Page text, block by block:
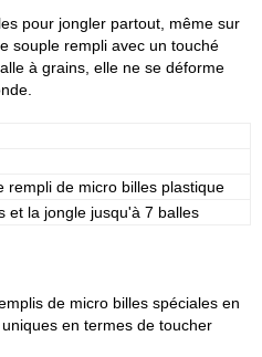
pour jongler partout, même sur
souple rempli avec un touché
à grains, elle ne se déforme
rempli de micro billes plastique
et la jongle jusqu'à 7 balles
de micro billes spéciales en
en termes de toucher